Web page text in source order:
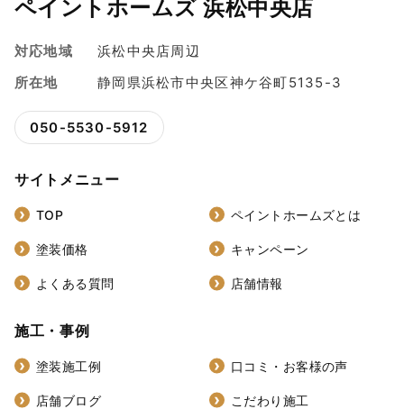
ペイントホームズ 浜松中央店
対応地域
浜松中央店周辺
所在地
静岡県浜松市中央区神ケ谷町5135-3
050-5530-5912
サイトメニュー
TOP ペイントホームズとは
塗装価格 キャンペーン
よくある質問 店舗情報
施工・事例
塗装施工例 口コミ・お客様の声
店舗ブログ こだわり施工